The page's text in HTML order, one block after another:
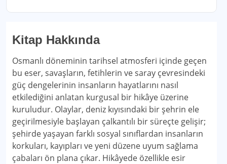
Kitap Hakkında
Osmanlı döneminin tarihsel atmosferi içinde geçen
bu eser, savaşların, fetihlerin ve saray çevresindeki
güç dengelerinin insanların hayatlarını nasıl
etkilediğini anlatan kurgusal bir hikâye üzerine
kuruludur. Olaylar, deniz kıyısındaki bir şehrin ele
geçirilmesiyle başlayan çalkantılı bir süreçte gelişir;
şehirde yaşayan farklı sosyal sınıflardan insanların
korkuları, kayıpları ve yeni düzene uyum sağlama
çabaları ön plana çıkar. Hikâyede özellikle esir